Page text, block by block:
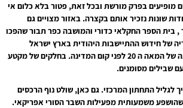
מופיעים בפרק מורשת ובכל זאת, פטור בלא כלום אי
שונות נזכיר אותם בקצרה. באזור מצויים גם
, בית הספר החקלאי כדורי והמושבה כפר תבור שהפכו
של חידוש ההתיישבות היהודית בארץ ישראל
במהלך המחצית הראשונה של המאה ה 20 לפני קום המדינה. בחלקים של מקטע
שבילים מסומנים.
לגליל התחתון המרכזי. גם כאן, שולט נוף הרכסים
שהושפע משמעותית מפעילות השבר הסורי אפריקאי.